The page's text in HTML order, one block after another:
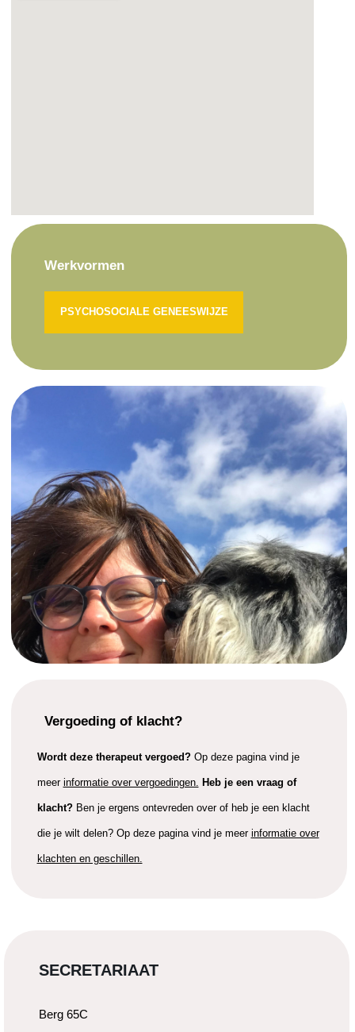
Werkvormen
PSYCHOSOCIALE GENEESWIJZE
Vergoeding of klacht?
Wordt deze therapeut vergoed?Op deze pagina vind je
meer informatie over vergoedingen. Heb je een vraag of
klacht? Ben je ergens ontevreden over of heb je een klacht
die je wilt delen? Op deze pagina vind je meer informatie over
klachten en geschillen.
SECRETARIAAT
Berg 65C